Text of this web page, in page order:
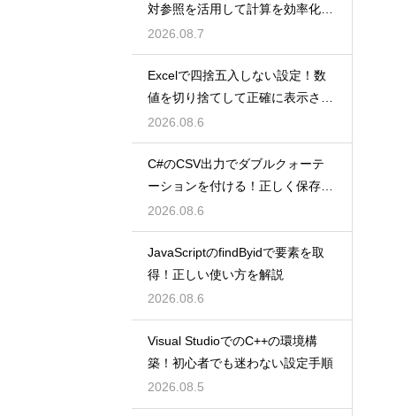
対参照を活用して計算を効率化し
よう
2026.08.7
Excelで四捨五入しない設定！数
値を切り捨てして正確に表示させ
るコツ
2026.08.6
C#のCSV出力でダブルクォーテ
ーションを付ける！正しく保存す
るコツ
2026.08.6
JavaScriptのfindByidで要素を取
得！正しい使い方を解説
2026.08.6
Visual StudioでのC++の環境構
築！初心者でも迷わない設定手順
2026.08.5